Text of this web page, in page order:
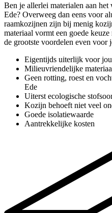
Ben je allerlei materialen aan
Ede? Overweeg dan eens voor
raamkozijnen zijn bij menig
materiaal vormt een goede
de grootste voordelen even voor
Eigentijds uiterlijk voor
Milieuvriendelijke
Geen rotting, roest en
Ede
Uiterst ecologische
Kozijn behoeft niet veel
Goede isolatiewaarde
Aantrekkelijke kosten